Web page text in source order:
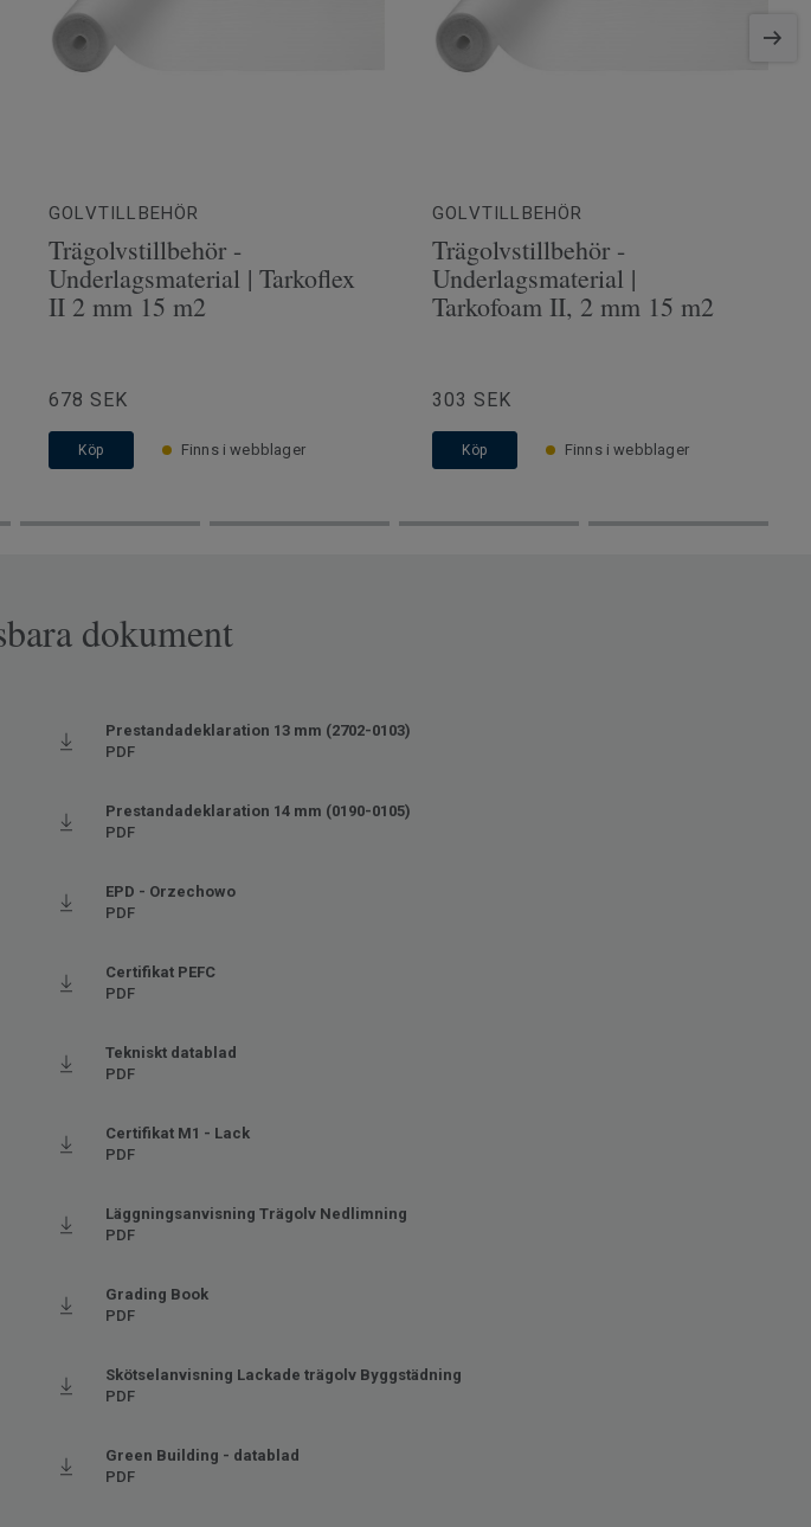
GOLVTILLBEHÖR
Trägolvstillbehör -
Underlagsmaterial | Tarkoflex
II 2 mm 15 m2
678 SEK
Köp Finns i webblager
GOLVTILLBEHÖR
Trägolvstillbehör -
Underlagsmaterial |
Tarkofoam II, 2 mm 15 m2
303 SEK
Köp Finns i webblager
dokument
Prestandadeklaration 13 mm (2702-0103)
PDF
Prestandadeklaration 14 mm (0190-0105)
PDF
EPD - Orzechowo
PDF
Certifikat PEFC
PDF
Tekniskt datablad
PDF
Certifikat M1 - Lack
PDF
Läggningsanvisning Trägolv Nedlimning
PDF
Grading Book
PDF
Skötselanvisning Lackade trägolv Byggstädning
PDF
Green Building - datablad
PDF